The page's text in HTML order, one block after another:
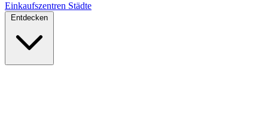
Einkaufszentren Städte
Entdecken